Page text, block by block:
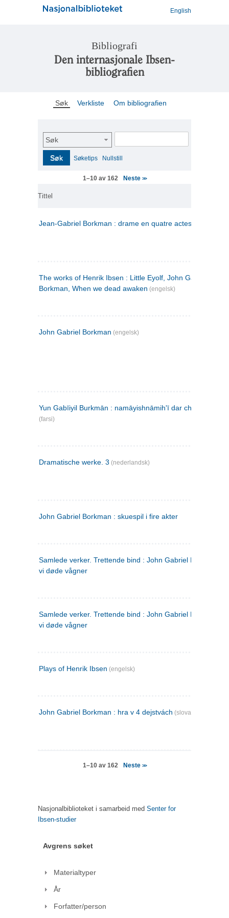
English
Bibliografi
Den internasjonale Ibsen-
bibliografien
Søk Verkliste Om bibliografien
Søk
Søk Søketips Nullstill
1–10 av 162 Neste >>
Tittel
Jean-Gabriel Borkman : drame en quatre actes
The works of Henrik Ibsen : Little Eyolf, John Gabriel
Borkman, When we dead awaken (engelsk)
John Gabriel Borkman (engelsk)
Yun Gabīiyil Burkmān : namāyishnāmihʹī dar chahār pardih
(farsi)
Dramatische werke. 3 (nederlandsk)
John Gabriel Borkman : skuespil i fire akter
Samlede verker. Trettende bind : John Gabriel Borkman ;
vi døde vågner
Samlede verker. Trettende bind : John Gabriel Borkman ;
vi døde vågner
Plays of Henrik Ibsen (engelsk)
John Gabriel Borkman : hra v 4 dejstvách (slovakisk)
1–10 av 162 Neste >>
Nasjonalbiblioteket i samarbeid med Senter for
Ibsen-studier
Avgrens søket
Materialtyper
År
Forfatter/person